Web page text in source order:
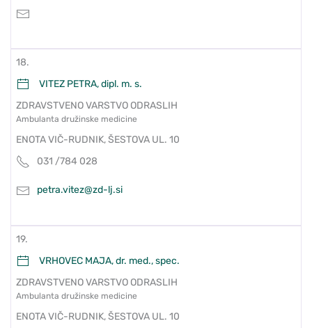
18.
VITEZ PETRA, dipl. m. s.
ZDRAVSTVENO VARSTVO ODRASLIH
Ambulanta družinske medicine
ENOTA VIČ-RUDNIK, ŠESTOVA UL. 10
031 /784 028
petra.vitez@zd-lj.si
19.
VRHOVEC MAJA, dr. med., spec.
ZDRAVSTVENO VARSTVO ODRASLIH
Ambulanta družinske medicine
ENOTA VIČ-RUDNIK, ŠESTOVA UL. 10